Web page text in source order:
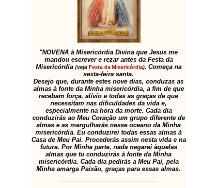
"NOVENA à Misericórdia Divina que Jesus me
mandou escrever e rezar antes da Festa da
Misericórdia (veja Festa da Misericórdia). Começa na
sexta-feira santa.
Desejo que, durante estes nove dias, conduzas as
almas à fonte da Minha misericórdia, a fim de que
recebam força, alívio e todas as graças de que
necessitam nas dificuldades da vida e,
especialmente na hora da morte. Cada dia
conduzirás ao Meu Coração um grupo diferente de
almas e as mergulharás nesse oceano da Minha
misericórdia. Eu conduzirei todas essas almas à
Casa de Meu Pai. Procederás assim nesta vida e na
futura. Por Minha parte, nada negarei àquelas
almas que tu conduzirás à fonte da Minha
misericórdia. Cada dia pedirás a Meu Pai, pela
Minha amarga Paixão, graças para essas almas.